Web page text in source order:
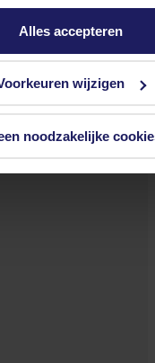
Alles accepteren
wijzigen
noodzakelijke